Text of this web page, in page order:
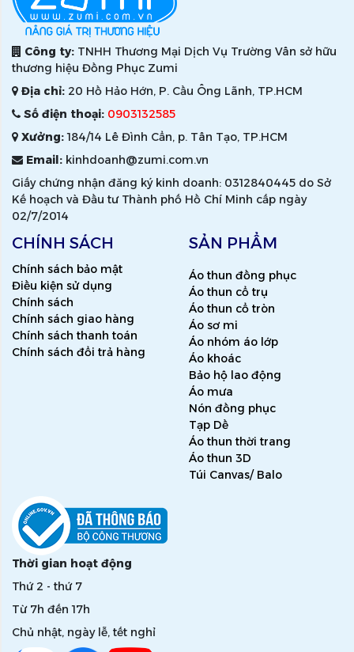
Công ty: TNHH Thương Mại Dịch Vụ Trường Vân sở hữu
thương hiệu Đồng Phục Zumi
Địa chỉ: 20 Hồ Hảo Hớn, P. Cầu Ông Lãnh, TP.HCM
Số điện thoại: 0903132585
Xưởng:184/14 Lê Đình Cẩn, p. Tân Tạo, TP.HCM
Email: kinhdoanh@zumi.com.vn
Giấy chứng nhận đăng ký kinh doanh: 0312840445 do Sở
Kế hoạch và Đầu tư Thành phố Hồ Chí Minh cấp ngày
02/7/2014
CHÍNH SÁCH
Chính sách bảo mật
Điều kiện sử dụng
Chính sách
Chính sách giao hàng
Chính sách thanh toán
Chính sách đổi trả hàng
SẢN PHẨM
Áo thun đồng phục
Áo thun cổ trụ
Áo thun cổ tròn
Áo sơ mi
Áo nhóm áo lớp
Áo khoác
Bảo hộ lao động
Áo mưa
Nón đồng phục
Tạp Dề
Áo thun thời trang
Áo thun 3D
Túi Canvas/ Balo
Thời gian hoạt động
Thứ 2 - thứ 7
Từ 7h đến 17h
Chủ nhật, ngày lễ, tết nghỉ